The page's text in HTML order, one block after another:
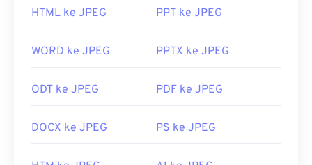
Anda dapat mengonversi JPG ke WebP
mudah dikompresi.
Bagaimana cara membuka berkas
Hampir semua program dan aplikasi penampil
HTML ke JPEG PPT ke JPEG
WORD ke JPEG PPTX ke JPEG
ODT ke JPEG PDF ke JPEG
DOCX ke JPEG PS ke JPEG